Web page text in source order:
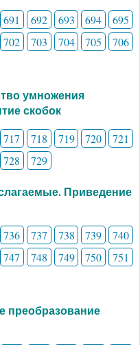
691 692 693 694
695
702 703 704 705
706
умножения
скобок
717 718 719 720
721
728 729
Приведение
736 737 738 739
740
747 748 749 750
751
преобразование